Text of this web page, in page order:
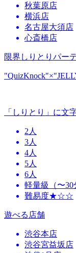
秋葉原店
横浜店
名古屋大須店
心斎橋店
限界しりとりパー
「しりとり」に文
2人
3人
4人
5人
6人
軽量級（〜30
難易度★☆☆
遊べる店舗
渋谷本店
渋谷宮益坂店